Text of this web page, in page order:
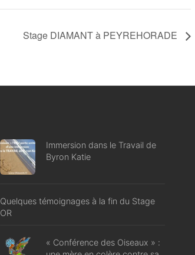
Stage DIAMANT à PEYREHORADE
Immersion dans le Travail de
Byron Katie
Quelques témoignages à la fin du Stage
OR
« Conférence des Oiseaux » :